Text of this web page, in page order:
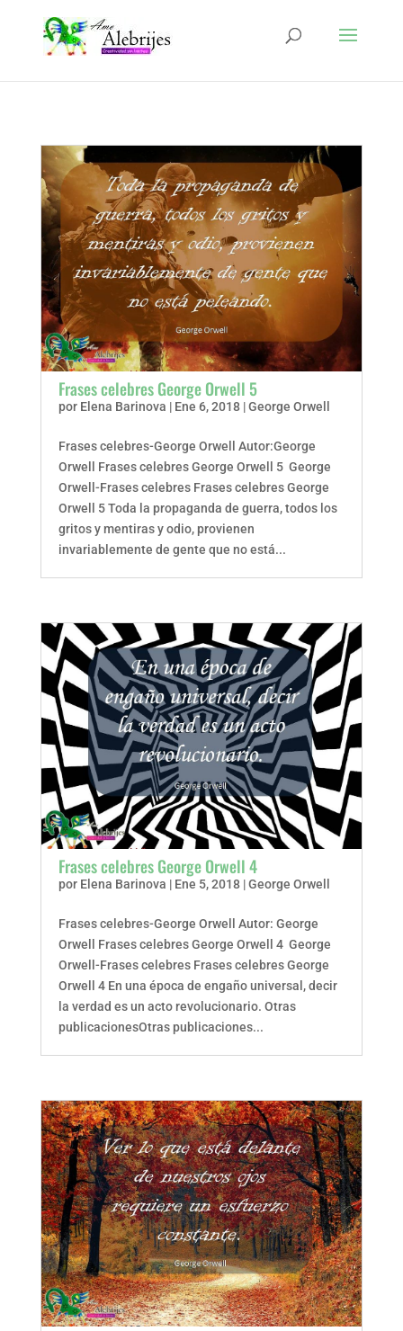
Frases celebres George Orwell 5
por Elena Barinova | Ene 6, 2018|George Orwell
Frases celebres-George Orwell Autor:George
Orwell Frases celebres George Orwell 5 George
Orwell-Frases celebres Frases celebres George
Orwell 5 Toda la propaganda de guerra, todos los
gritos y mentiras y odio, provienen
invariablemente de gente que no está...
Frases celebres George Orwell 4
por Elena Barinova | Ene 5, 2018|George Orwell
Frases celebres-George Orwell Autor: George
Orwell Frases celebres George Orwell 4 George
Orwell-Frases celebres Frases celebres George
Orwell 4 En una época de engaño universal, decir
la verdad es un acto revolucionario. Otras
publicacionesOtras publicaciones...